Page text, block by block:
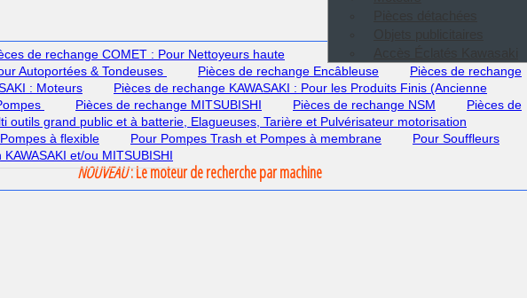
de rechange COMET : Pour Nettoyeurs haute
Autoportées & Tondeuses Pièces de rechange Encâbleuse
Pièces de rechange
: Moteurs
Pièces de rechange KAWASAKI : Pour les Produits Finis (Ancienne
Pièces de rechange MITSUBISHI Pièces de rechange NSM
Pièces de
outils grand public et à batterie, Elagueuses, Tarière et Pulvérisateur motorisation
à flexible Pour Pompes Trash et Pompes à membrane
Pour Souffleurs
et/ou MITSUBISHI
NOUVEAU: Le moteur de recherche par machine